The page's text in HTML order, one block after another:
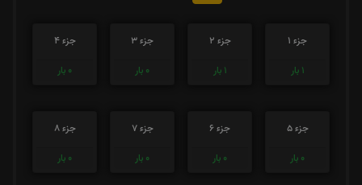
جزء 1
1 بار
جزء 2
1 بار
جزء 3
0 بار
جزء 4
0 بار
جزء 5
0 بار
جزء 6
0 بار
جزء 7
0 بار
جزء 8
0 بار